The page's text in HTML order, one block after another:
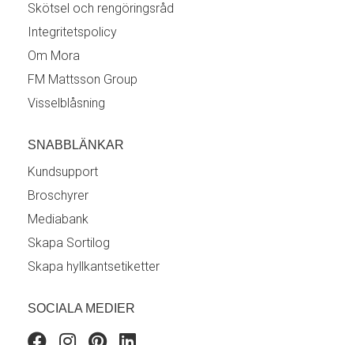
Skötsel och rengöringsråd
Integritetspolicy
Om Mora
FM Mattsson Group
Visselblåsning
SNABBLÄNKAR
Kundsupport
Broschyrer
Mediabank
Skapa Sortilog
Skapa hyllkantsetiketter
SOCIALA MEDIER
FacebookInstagram
Pinterest